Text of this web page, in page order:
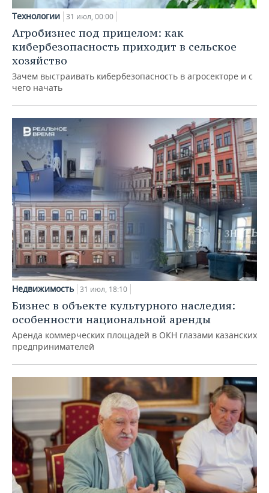
Технологии 31 июл, 00:00
Агробизнес под прицелом: как
кибербезопасность приходит в сельское
хозяйство
Зачем выстраивать кибербезопасность в агросекторе и с
чего начать
Недвижимость 31 июл, 18:10
Бизнес в объекте культурного наследия:
особенности национальной аренды
Аренда коммерческих площадей в ОКН глазами казанских
предпринимателей